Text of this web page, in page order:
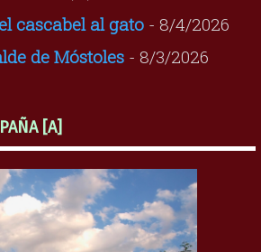
cascabel al gato- 8/4/2026
de Móstoles- 8/3/2026
[A]